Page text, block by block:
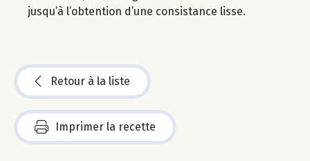
jusqu’à l’obtention d’une consistance lisse.
Retour à la liste
Imprimer la recette